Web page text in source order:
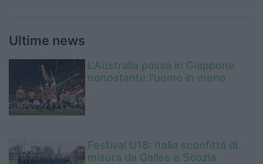
Ultime news
L'Australia passa in Giappone
nonostante l'uomo in meno
Festival U18: Italia sconfitta di
misura da Galles e Scozia